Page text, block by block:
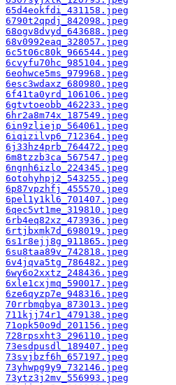
65d4eokfdi_431158.jpeg
6790t2qpdj_842098.jpeg
68ogv8dvyd_643688.jpeg
68v0992eaq_328057.jpeg
6c5t06c80k_966544.jpeg
6cvyfu70hc_985104.jpeg
6eohwce5ms_979968.jpeg
6esc3wdaxz_680980.jpeg
6f41ta0yrd_106106.jpeg
6gtvtoeobb_462233.jpeg
6hr2a8m74x_187549.jpeg
6in9zliejp_564061.jpeg
6iqizilvp6_712364.jpeg
6j33hz4prb_764472.jpeg
6m8tzzb3ca_567547.jpeg
6ngnh6izlo_224345.jpeg
6otohyhpj2_543255.jpeg
6p87vpzhfj_455570.jpeg
6pel1y1kl6_701407.jpeg
6qec5vt1me_319810.jpeg
6rb4eq82xz_473936.jpeg
6rtjbxmk7d_698019.jpeg
6s1r8ejj8g_911865.jpeg
6su8taa89v_742818.jpeg
6v4jqva5tg_786482.jpeg
6wy6o2xxtz_248436.jpeg
6xle1cxjmq_590017.jpeg
6ze6qyzp7e_948316.jpeg
70rrbmqbya_873013.jpeg
711kjj74r1_479138.jpeg
71opk50o9d_201156.jpeg
728rpsxht3_296110.jpeg
73esdpusdl_189407.jpeg
73svjbzf6h_657197.jpeg
73yhwpg9y9_732146.jpeg
73ytz3j2mv_556993.jpeg